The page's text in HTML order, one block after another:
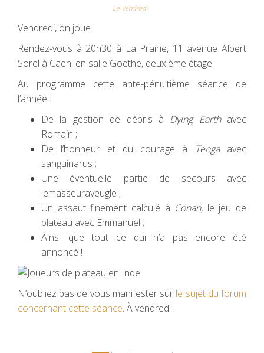
Le Vendredi
Vendredi, on joue !
Rendez-vous à 20h30 à La Prairie, 11 avenue Albert
Sorel à Caen, en salle Goethe, deuxième étage.
Au programme cette ante-pénultième séance de
l’année :
De la gestion de débris à Dying Earthavec
Romain ;
De l’honneur et du courage à
Tengaavec
sanguinarus ;
Une éventuelle partie de secours avec
lemasseuraveugle ;
Un assaut finement calculé à Conan, le jeu de
plateau avec Emmanuel ;
Ainsi que tout ce qui n’a pas encore été
annoncé !
N’oubliez pas de vous manifester sur le sujet du forum
concernant cette séance. À vendredi !